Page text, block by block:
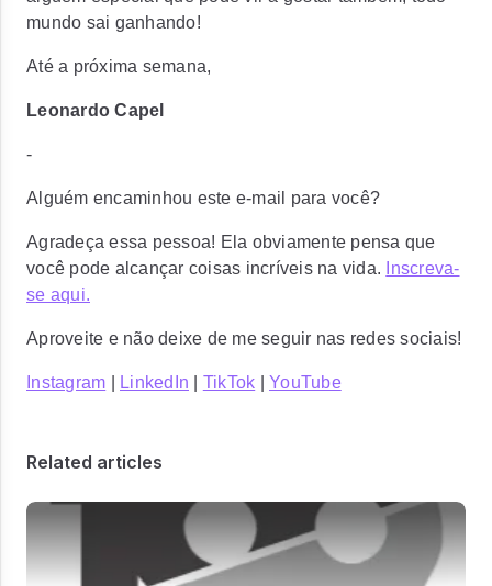
mundo sai ganhando!
Até a próxima semana,
Leonardo Capel
-
Alguém encaminhou este e-mail para você?
Agradeça essa pessoa! Ela obviamente pensa que
você pode alcançar coisas incríveis na vida.
Inscreva-
se aqui.
Aproveite e não deixe de me seguir nas redes sociais!
Instagram LinkedIn TikTok YouTube
Related articles